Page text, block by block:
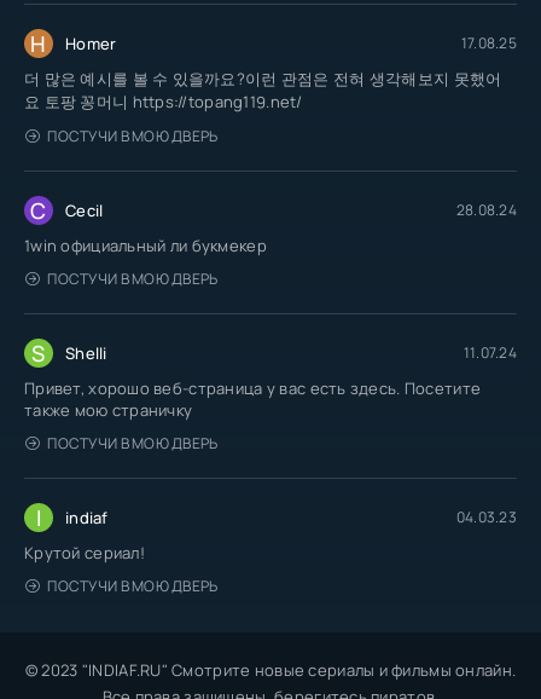
H Homer 17.08.25
더 많은 예시를 볼 수 있을까요?이런 관점은 전혀 생각해보지 못했어
요 토팡 꽁머니 https://topang119.net/
ПОСТУЧИ В МОЮ ДВЕРЬ
C Cecil 28.08.24
1win официальный ли букмекер
ПОСТУЧИ В МОЮ ДВЕРЬ
S Shelli 11.07.24
Привет, хорошо веб-страница у вас есть здесь. Посетите
также мою страничку
ПОСТУЧИ В МОЮ ДВЕРЬ
I indiaf 04.03.23
Крутой сериал!
ПОСТУЧИ В МОЮ ДВЕРЬ
© 2023 "INDIAF.RU" Смотрите новые сериалы и фильмы онлайн.